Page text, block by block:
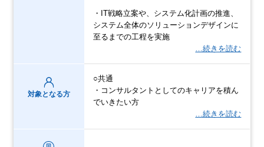
・IT戦略立案や、システム化計画の推進、
システム全体のソリューションデザインに
至るまでの工程を実施
…続きを読む
対象となる方
○共通
・コンサルタントとしてのキャリアを積ん
でいきたい方
…続きを読む